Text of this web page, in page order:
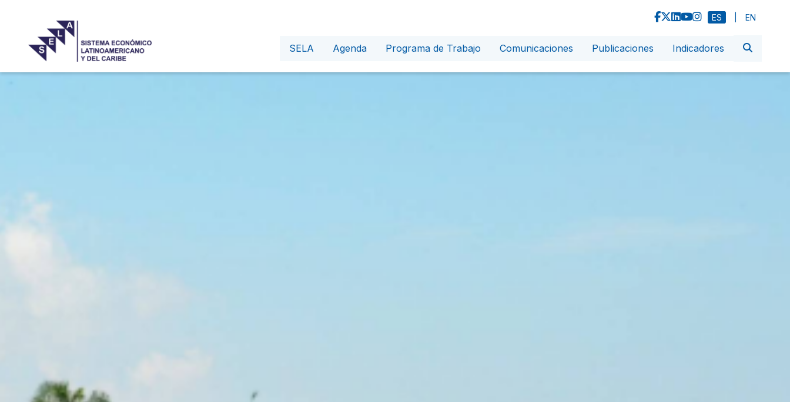
ES EN
SELA Agenda Programa de Trabajo Comunicaciones Publicaciones Indicadores